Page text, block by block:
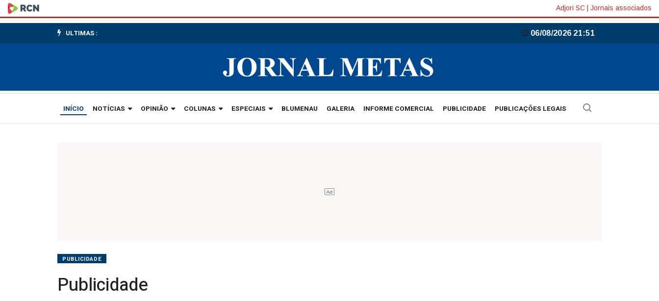
Publicidade Adjori SC Jornais associados
ULTIMAS : 06/08/2026 21:51
INÍCIO NOTÍCIAS OPINIÃO COLUNAS ESPECIAIS BLUMENAU GALERIA INFORME COMERCIAL PUBLICIDADE PUBLICAÇÕES LEGAIS
PUBLICIDADE
Publicidade